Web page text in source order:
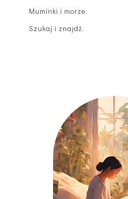
Muminki i morze.
Szukaj i znajdź.